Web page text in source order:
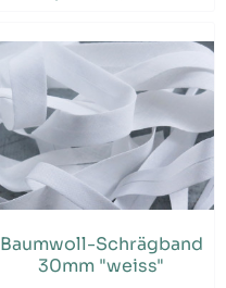
Baumwoll-Schrägband
30mm "weiss"